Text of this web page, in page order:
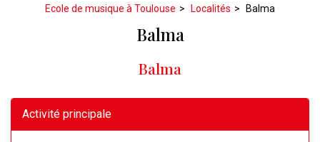
Ecole de musique à Toulouse Localités Balma
Balma
Balma
Activité principale